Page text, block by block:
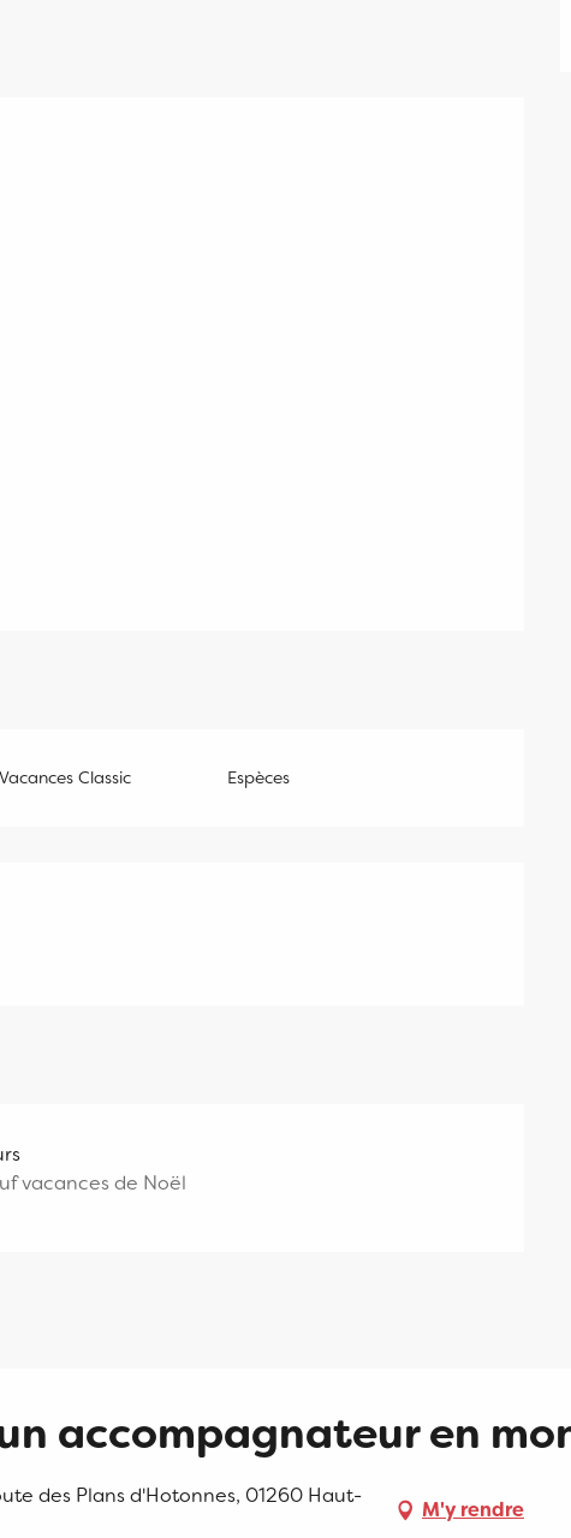
Classic Espèces
vacances de Noël
accompagnateur en
des Plans d'Hotonnes, 01260 Haut-
M'y rendre